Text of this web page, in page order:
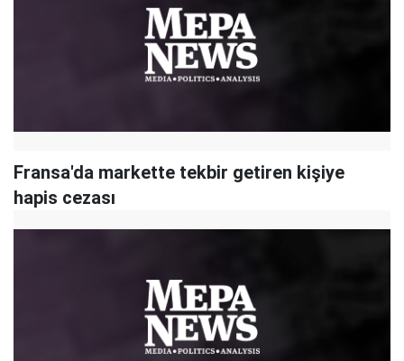
Fransa'da markette tekbir getiren kişiye
hapis cezası